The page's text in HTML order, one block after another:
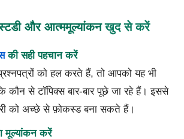
स्टडी और आत्ममूल्यांकनखुद से करें
की सही पहचान करें
को हल करते हैं, तो आपको यह भी
से टॉपिक्स बार-बार पूछे जा रहे हैं। इससे
को अच्छे से फ़ोकस्ड बना सकते हैं।
मूल्यांकन करें